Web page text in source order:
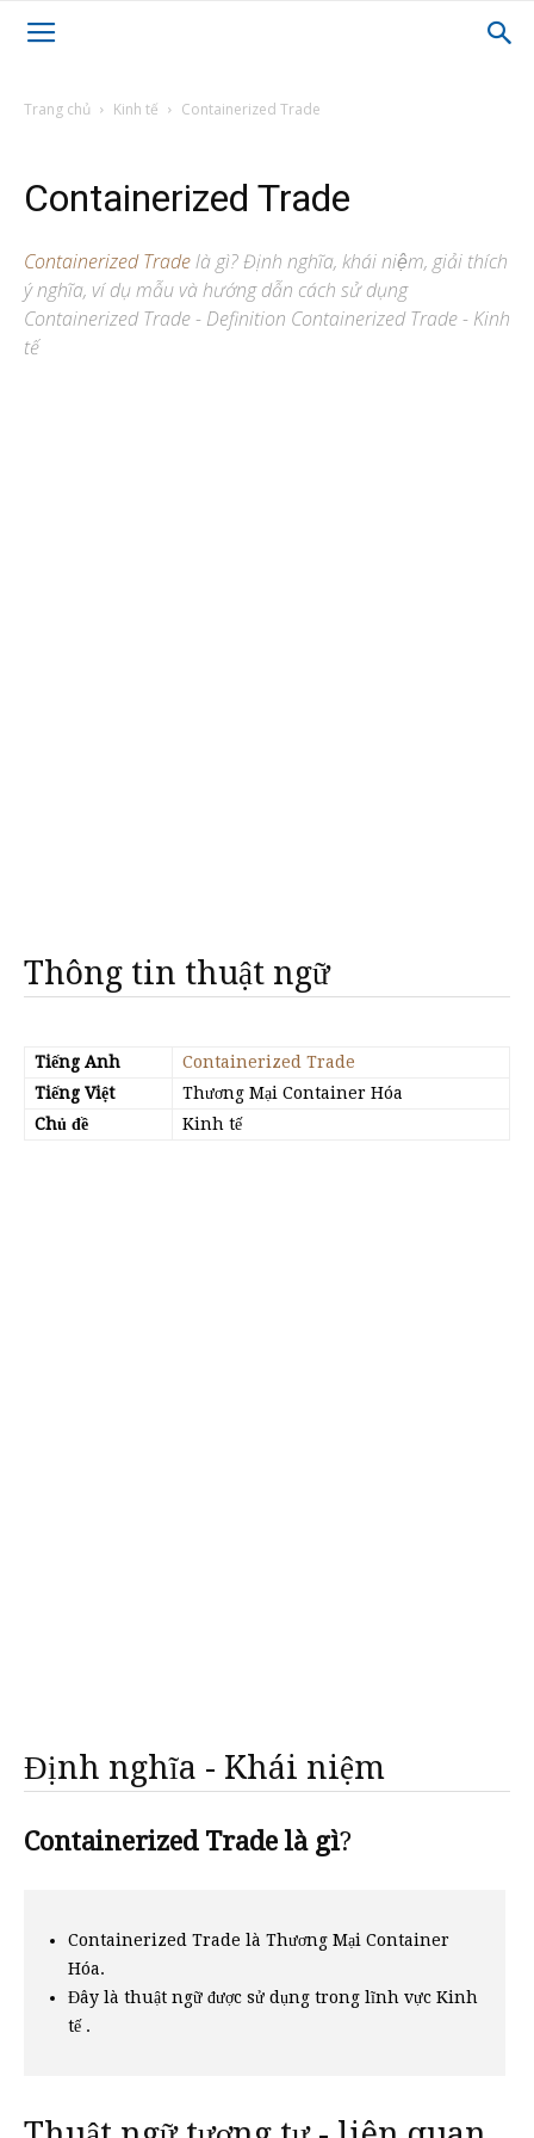
Trang chủ Kinh tế Containerized Trade
Containerized Trade
Containerized Tradelà gì? Định nghĩa, khái niệm, giải thích
ý nghĩa, ví dụ mẫu và hướng dẫn cách sử dụng
Containerized Trade - Definition Containerized Trade - Kinh
tế
Thông tin thuật ngữ
Tiếng Anh
Containerized Trade
Tiếng Việt
Thương Mại Container Hóa
Chủ đề
Kinh tế
Định nghĩa - Khái niệm
Containerized Trade là gì?
Containerized Trade là Thương Mại Container
Hóa.
Đây là thuật ngữ được sử dụng trong lĩnh vực Kinh
tế .